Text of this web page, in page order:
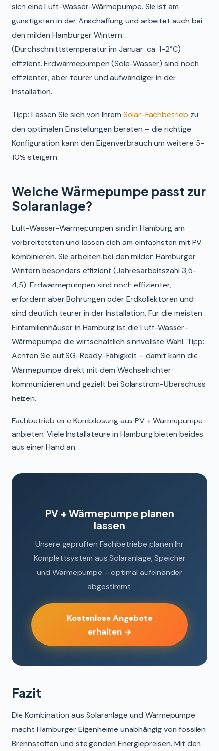
sich eine Luft-Wasser-Wärmepumpe. Sie ist am
günstigsten in der Anschaffung und arbeitet auch bei
den milden Hamburger Wintern
(Durchschnittstemperatur im Januar: ca. 1-2°C)
effizient. Erdwärmepumpen (Sole-Wasser) sind noch
effizienter, aber teurer und aufwändiger in der
Installation.
Tipp: Lassen Sie sich von Ihrem Solar-Fachbetrieb zu
den optimalen Einstellungen beraten – die richtige
Konfiguration kann den Eigenverbrauch um weitere 5-
10% steigern.
Welche Wärmepumpe passt zur
Solaranlage?
Luft-Wasser-Wärmepumpen sind in Hamburg am
verbreitetsten und lassen sich am einfachsten mit PV
kombinieren. Sie arbeiten bei den milden Hamburger
Wintern besonders effizient (Jahresarbeitszahl 3,5-
4,5). Erdwärmepumpen sind noch effizienter,
erfordern aber Bohrungen oder Erdkollektoren und
sind deutlich teurer in der Installation. Für die meisten
Einfamilienhäuser in Hamburg ist die Luft-Wasser-
Wärmepumpe die wirtschaftlich sinnvollste Wahl. Tipp:
Achten Sie auf SG-Ready-Fähigkeit – damit kann die
Wärmepumpe direkt mit dem Wechselrichter
kommunizieren und gezielt bei Solarstrom-Überschuss
heizen.
Fachbetrieb eine Kombilösung aus PV + Wärmepumpe
anbieten. Viele Installateure in Hamburg bieten beides
aus einer Hand an.
PV + Wärmepumpe planen
lassen
Unsere geprüften Fachbetriebe planen Ihr
Komplettsystem aus Solaranlage, Speicher
und Wärmepumpe – optimal aufeinander
abgestimmt.
Kostenlose Angebote
erhalten →
Fazit
Die Kombination aus Solaranlage und Wärmepumpe
macht Hamburger Eigenheime unabhängig von fossilen
Brennstoffen und steigenden Energiepreisen. Mit den